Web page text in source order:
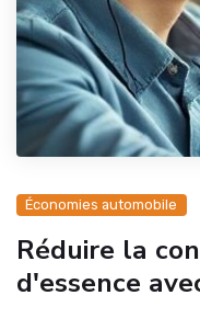
Économies automobile
Réduire la
d'essence